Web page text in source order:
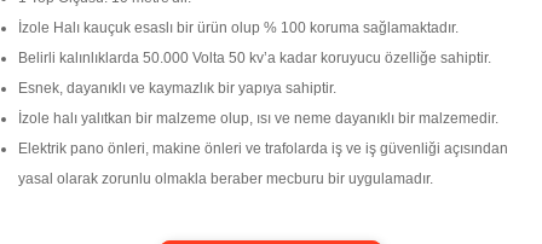
İzole Halı kauçuk esaslı bir ürün olup % 100 koruma sağlamaktadır.
Belirli kalınlıklarda 50.000 Volta 50 kv’a kadar koruyucu özelliğe sahiptir.
Esnek, dayanıklı ve kaymazlık bir yapıya sahiptir.
İzole halı yalıtkan bir malzeme olup, ısı ve neme dayanıklı bir malzemedir.
Elektrik pano önleri, makine önleri ve trafolarda iş ve iş güvenliği açısından
yasal olarak zorunlu olmakla beraber mecburu bir uygulamadır.